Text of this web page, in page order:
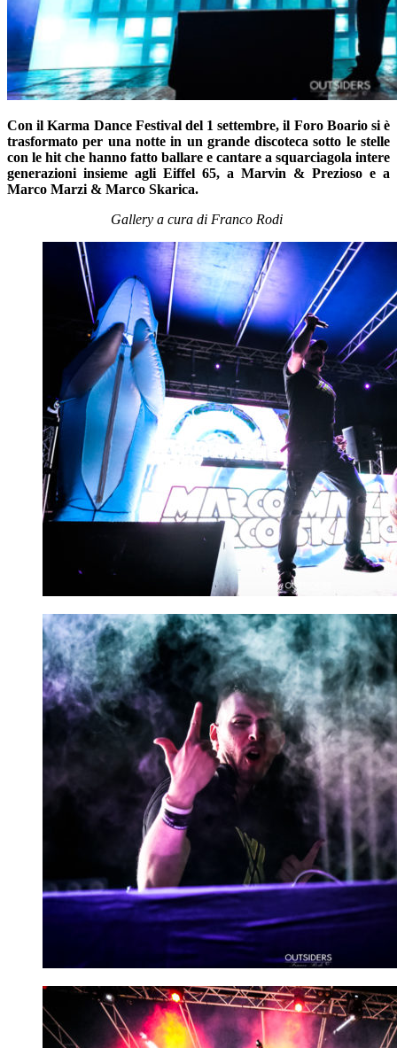
Con il Karma Dance Festival del 1 settembre, il Foro Boario si è
trasformato per una notte in un grande discoteca sotto le stelle
con le hit che hanno fatto ballare e cantare a squarciagola intere
generazioni insieme agli Eiffel 65, a Marvin & Prezioso e a
Marco Marzi & Marco Skarica.
Gallery a cura di Franco Rodi